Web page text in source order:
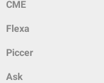
CME
Flexa
Piccer
Ask